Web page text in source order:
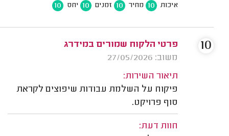
איכות 10 מחיר 10 זמנים 10 יחס 10
פרטי הלקוח שמורים במידרג
משוב: 27/05/2026
תיאור השירות:
פיקוח על השלמת עבודות שיפוצים לקראת
סוף פרויקט.
חוות דעת:
10